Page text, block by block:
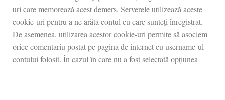
uri care memorează acest demers. Serverele utilizează aceste
cookie-uri pentru a ne arăta contul cu care sunteți înregistrat.
De asemenea, utilizarea acestor cookie-uri permite să asociem
orice comentariu postat pe pagina de internet cu username-ul
contului folosit. În cazul în care nu a fost selectată opțiunea